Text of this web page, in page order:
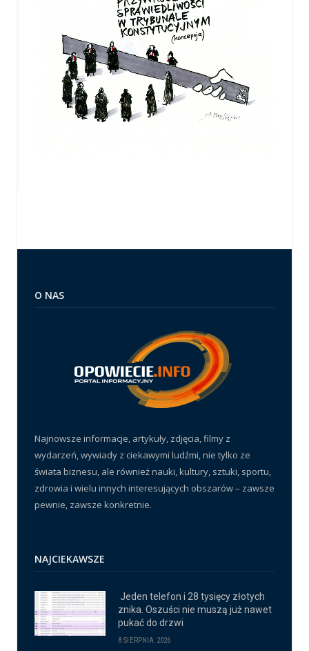
O NAS
Najnowsze informacje, artykuły, zdjęcia, filmy z
wydarzeń, wywiady z ciekawymi ludźmi, nie tylko ze
świata biznesu, ale również nauki, kultury, sztuki, sportu,
zdrowia i wielu innych interesujących obszarów – zawsze
pewnie, zawsze konkretnie.
NAJCIEKAWSZE
Jeden telefon i 28 tysięcy złotych
znika. Oszuści nie muszą już nawet
pukać do drzwi
8 SIERPNIA 2026